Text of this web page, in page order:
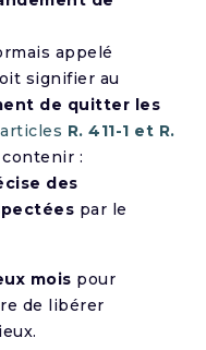
appelé
signifier au
de quitter les
articles R. 411-1 et R.
:
des
par le
mois pour
de libérer